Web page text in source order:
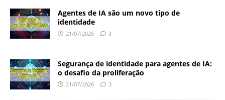
Agentes de IA são um novo tipo de
identidade
21/07/2026 3
Segurança de identidade para agentes de IA:
o desafio da proliferação
21/07/2026 3